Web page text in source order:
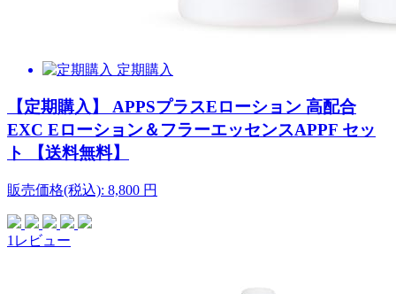
定期購入
【定期購入】 APPSプラスEローション 高配合
EXC Eローション＆フラーエッセンスAPPF セッ
ト 【送料無料】
販売価格(税込): 8,800 円
1レビュー